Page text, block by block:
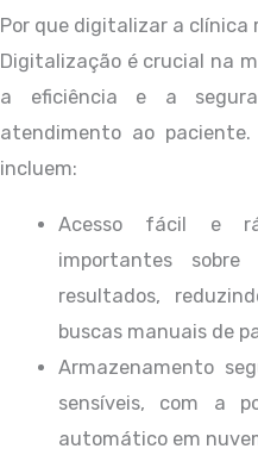
Por que digitalizar a clínica
Digitalização é crucial na
a eficiência e a
atendimento ao
incluem:
Acesso fácil e
importantes sobre
resultados,
buscas manuais de
Armazenamento
sensíveis, com a
automático em